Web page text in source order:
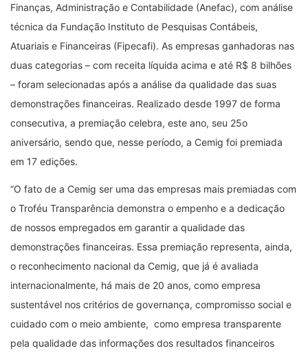
Finanças, Administração e Contabilidade (Anefac), com análise
técnica da Fundação Instituto de Pesquisas Contábeis,
Atuariais e Financeiras (Fipecafi). As empresas ganhadoras nas
duas categorias – com receita líquida acima e até R$ 8 bilhões
– foram selecionadas após a análise da qualidade das suas
demonstrações financeiras. Realizado desde 1997 de forma
consecutiva, a premiação celebra, este ano, seu 25o
aniversário, sendo que, nesse período, a Cemig foi premiada
em 17 edições.
“O fato de a Cemig ser uma das empresas mais premiadas com
o Troféu Transparência demonstra o empenho e a dedicação
de nossos empregados em garantir a qualidade das
demonstrações financeiras. Essa premiação representa, ainda,
o reconhecimento nacional da Cemig, que já é avaliada
internacionalmente, há mais de 20 anos, como empresa
sustentável nos critérios de governança, compromisso social e
cuidado com o meio ambiente, como empresa transparente
pela qualidade das informações dos resultados financeiros